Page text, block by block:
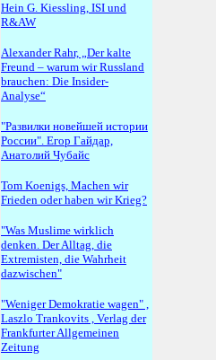
Hein G. Kiessling, ISI und
R&AW
Alexander Rahr, „Der kalte
Freund – warum wir Russland
brauchen: Die Insider-
Analyse“
"Развилки новейшей истории
России". Егор Гайдар,
Анатолий Чубайс
Tom Koenigs, Machen wir
Frieden oder haben wir Krieg?
"Was Muslime wirklich
denken. Der Alltag, die
Extremisten, die Wahrheit
dazwischen"
"Weniger Demokratie wagen" ,
Laszlo Trankovits , Verlag der
Frankfurter Allgemeinen
Zeitung